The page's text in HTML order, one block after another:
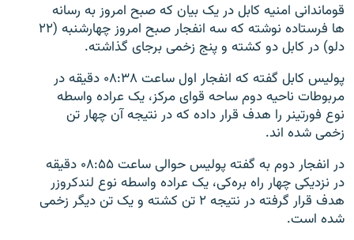
قوماندانی امنیه کابل در یک بیان که صبح امروز به رسانه
ها فرستاده نوشته که سه انفجار صبح امروز چهارشنبه (۲۲
دلو) در کابل دو کشته و پنج زخمی برجای گذاشته.
پولیس کابل گفته که انفجار اول ساعت ۰۸:۳۸ دقیقه در
مربوطات ناحیه دوم ساحه قوای مرکز، یک عراده واسطه
نوع فورتینر را هدف قرار داده که در نتیجه آن چهار تن
زخمی شده اند.
در انفجار دوم به گفته پولیس حوالی ساعت ۰۸:۵۵ دقیقه
در نزدیکی چهار راه بره‌کی، یک عراده واسطه نوع لندکروزر
هدف قرار گرفته در نتیجه ۲ تن کشته و یک تن دیگر زخمی
شده است.